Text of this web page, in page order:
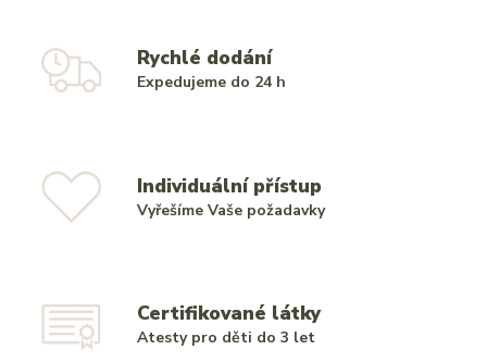
Rychlé dodání
Expedujeme do 24 h
Individuální přístup
Vyřešíme Vaše požadavky
Certifikované látky
Atesty pro děti do 3 let